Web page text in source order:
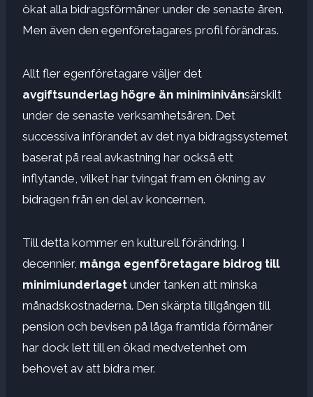
ökat alla bidragsförmåner under de senaste åren.
Men även den egenföretagares profil förändras.
Allt fler egenföretagare väljer det
avgiftsunderlag högre än miniminivånsärskilt
under de senaste verksamhetsåren. Det
successiva införandet av det nya bidragssystemet
baserat på real avkastning har också ett
inflytande, vilket har tvingat fram en ökning av
bidragen från en del av koncernen.
Till detta kommer en kulturell förändring. I
decennier, många egenföretagare bidrog till
minimiunderlaget under tanken att minska
månadskostnaderna. Den skärpta tillgången till
pension och bevisen på låga framtida förmåner
har dock lett till en ökad medvetenhet om
behovet av att bidra mer.